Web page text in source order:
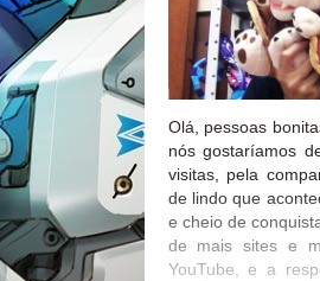
Olá, pessoas
nós gostaríamos
visitas, pela
de lindo que
e cheio de
de mais sites e
YouTube, e a